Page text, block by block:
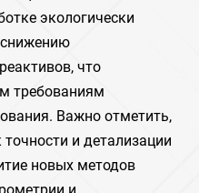
экологически
что
требованиям
Важно отметить,
и детализации
новых методов
и